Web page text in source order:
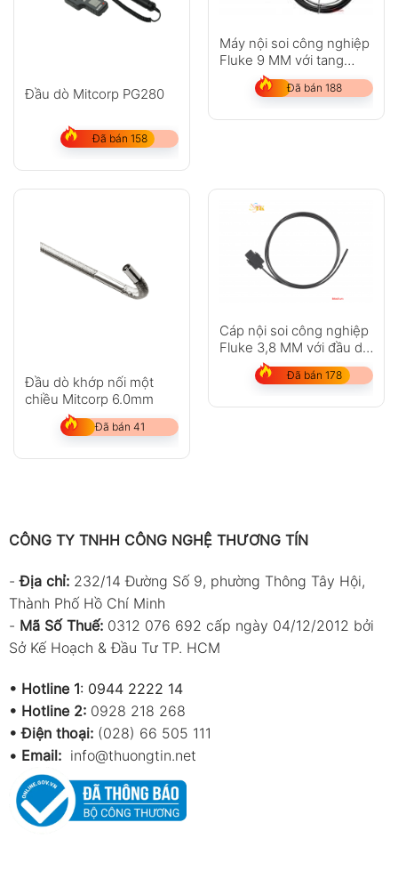
Đầu dò Mitcorp PG280
Đã bán 158
Máy nội soi công nghiệp
Fluke 9 MM với tang
quấn đầu dò 20 M
Đã bán 188
Đầu dò khớp nối một
chiều Mitcorp 6.0mm
Đã bán 41
Cáp nội soi công nghiệp
Fluke 3,8 MM với đầu dò
Đã bán 178
CÔNG TY TNHH CÔNG NGHỆ THƯƠNG TÍN
-Địa chỉ: 232/14 Đường Số 9, phường Thông Tây Hội,
Thành Phố Hồ Chí Minh
- Mã Số Thuế: 0312 076 692 cấp ngày 04/12/2012 bởi
Sở Kế Hoạch & Đầu Tư TP. HCM
• Hotline 1: 0944 2222 14
• Hotline 2: 0928 218 268
• Điện thoại: (028) 66 505 111
• Email: info@thuongtin.net